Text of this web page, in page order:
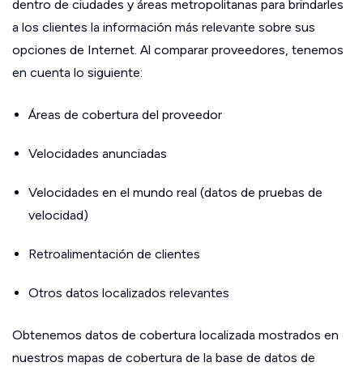
dentro de ciudades y áreas metropolitanas para brindarles
a los clientes la información más relevante sobre sus
opciones de Internet. Al comparar proveedores, tenemos
en cuenta lo siguiente:
Áreas de cobertura del proveedor
Velocidades anunciadas
Velocidades en el mundo real (datos de pruebas de
velocidad)
Retroalimentación de clientes
Otros datos localizados relevantes
Obtenemos datos de cobertura localizada mostrados en
nuestros mapas de cobertura de la base de datos de